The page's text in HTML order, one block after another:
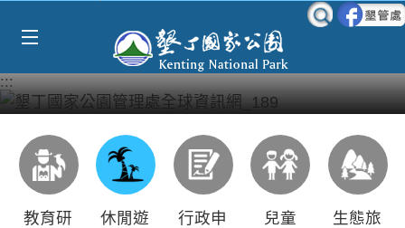
:::
教育研
休閒遊
行政申
兒童
生態旅